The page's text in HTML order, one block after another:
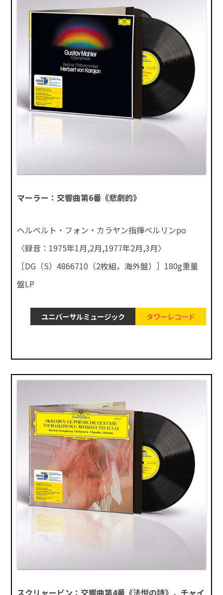
マーラー：交響曲第6番《悲劇的》
ヘルベルト・フォン・カラヤン指揮ベルリンpo
〈録音：1975年1月,2月,1977年2月,3月〉
［DG（S）4866710（2枚組，海外盤）］180g重量
盤LP
ユニバーサルミュージック タワーレコード
スクリャービン：交響曲第4番《法悦の詩》，チャイ